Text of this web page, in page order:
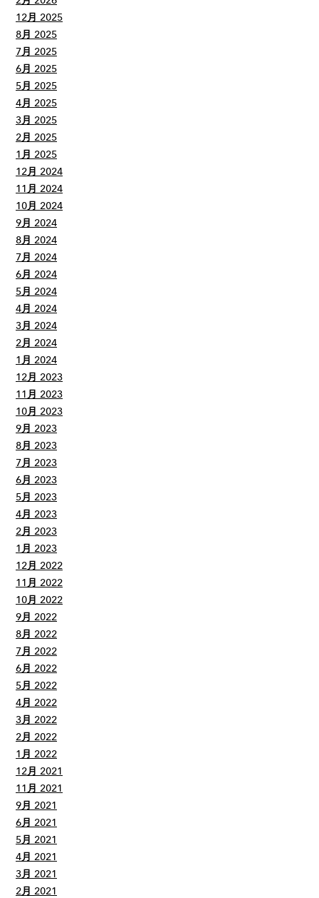
12月 2025
8月 2025
7月 2025
6月 2025
5月 2025
4月 2025
3月 2025
2月 2025
1月 2025
12月 2024
11月 2024
10月 2024
9月 2024
8月 2024
7月 2024
6月 2024
5月 2024
4月 2024
3月 2024
2月 2024
1月 2024
12月 2023
11月 2023
10月 2023
9月 2023
8月 2023
7月 2023
6月 2023
5月 2023
4月 2023
2月 2023
1月 2023
12月 2022
11月 2022
10月 2022
9月 2022
8月 2022
7月 2022
6月 2022
5月 2022
4月 2022
3月 2022
2月 2022
1月 2022
12月 2021
11月 2021
9月 2021
6月 2021
5月 2021
4月 2021
3月 2021
2月 2021